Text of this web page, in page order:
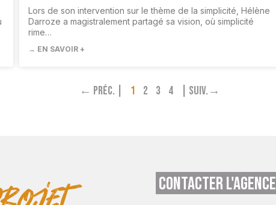
Lors de son intervention sur le thème de la simplicité, Hélène
Darroze a magistralement partagé sa vision, où simplicité
rime…
→ EN SAVOIR +
← Préc. | 1 2 3 4 | Suiv.→
CONTACTER L'AGENCE